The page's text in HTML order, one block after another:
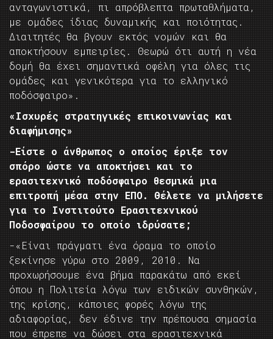
ανταγωνιστικά, πι απρόβλεπτα πρωταθλήματα,
με ομάδες ίδιας δυναμικής και ποιότητας.
Διαιτητές θα βγουν εκτός νομών και θα
αποκτήσουν εμπειρίες. Θεωρώ ότι αυτή η νέα
δομή θα έχει σημαντικά οφέλη για όλες τις
ομάδες και γενικότερα για το ελληνικό
ποδόσφαιρο».
«Ισχυρές στρατηγικές επικοινωνίας και
διαφήμισης»
-Είστε ο άνθρωπος ο οποίος έριξε τον
σπόρο ώστε να αποκτήσει και το
ερασιτεχνικό ποδόσφαιρο θεσμικά μια
επιτροπή μέσα στην ΕΠΟ. Θέλετε να μιλήσετε
για το Ινστιτούτο Ερασιτεχνικού
Ποδοσφαίρου το οποίο ιδρύσατε;
-«Είναι πράγματι ένα όραμα το οποίο
ξεκίνησε γύρω στο 2009, 2010. Να
προχωρήσουμε ένα βήμα παρακάτω από εκεί
όπου η Πολιτεία λόγω των ειδικών συνθηκών,
της κρίσης, κάποιες φορές λόγω της
αδιαφορίας, δεν έδινε την πρέπουσα σημασία
που έπρεπε να δώσει στα ερασιτεχνικά